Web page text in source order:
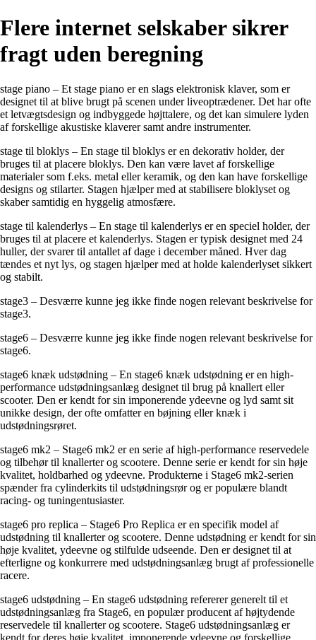
Flere internet selskaber sikrer
fragt uden beregning
stage piano – Et stage piano er en slags elektronisk klaver, som er
designet til at blive brugt på scenen under liveoptrædener. Det har ofte
et letvægtsdesign og indbyggede højttalere, og det kan simulere lyden
af forskellige akustiske klaverer samt andre instrumenter.
stage til bloklys – En stage til bloklys er en dekorativ holder, der
bruges til at placere bloklys. Den kan være lavet af forskellige
materialer som f.eks. metal eller keramik, og den kan have forskellige
designs og stilarter. Stagen hjælper med at stabilisere bloklyset og
skaber samtidig en hyggelig atmosfære.
stage til kalenderlys – En stage til kalenderlys er en speciel holder, der
bruges til at placere et kalenderlys. Stagen er typisk designet med 24
huller, der svarer til antallet af dage i december måned. Hver dag
tændes et nyt lys, og stagen hjælper med at holde kalenderlyset sikkert
og stabilt.
stage3 – Desværre kunne jeg ikke finde nogen relevant beskrivelse for
stage3.
stage6 – Desværre kunne jeg ikke finde nogen relevant beskrivelse for
stage6.
stage6 knæk udstødning – En stage6 knæk udstødning er en high-
performance udstødningsanlæg designet til brug på knallert eller
scooter. Den er kendt for sin imponerende ydeevne og lyd samt sit
unikke design, der ofte omfatter en bøjning eller knæk i
udstødningsrøret.
stage6 mk2 – Stage6 mk2 er en serie af high-performance reservedele
og tilbehør til knallerter og scootere. Denne serie er kendt for sin høje
kvalitet, holdbarhed og ydeevne. Produkterne i Stage6 mk2-serien
spænder fra cylinderkits til udstødningsrør og er populære blandt
racing- og tuningentusiaster.
stage6 pro replica – Stage6 Pro Replica er en specifik model af
udstødning til knallerter og scootere. Denne udstødning er kendt for sin
høje kvalitet, ydeevne og stilfulde udseende. Den er designet til at
efterligne og konkurrere med udstødningsanlæg brugt af professionelle
racere.
stage6 udstødning – En stage6 udstødning refererer generelt til et
udstødningsanlæg fra Stage6, en populær producent af højtydende
reservedele til knallerter og scootere. Stage6 udstødningsanlæg er
kendt for deres høje kvalitet, imponerende ydeevne og forskellige